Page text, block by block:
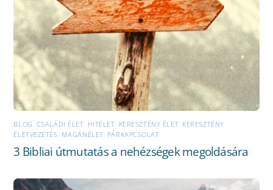
BLOG CSALÁDI ÉLET HITÉLET KERESZTÉNY ÉLET KERESZTÉNY
ÉLETVEZETÉS MAGÁNÉLET PÁRKAPCSOLAT
3 Bibliai útmutatás a nehézségek megoldására